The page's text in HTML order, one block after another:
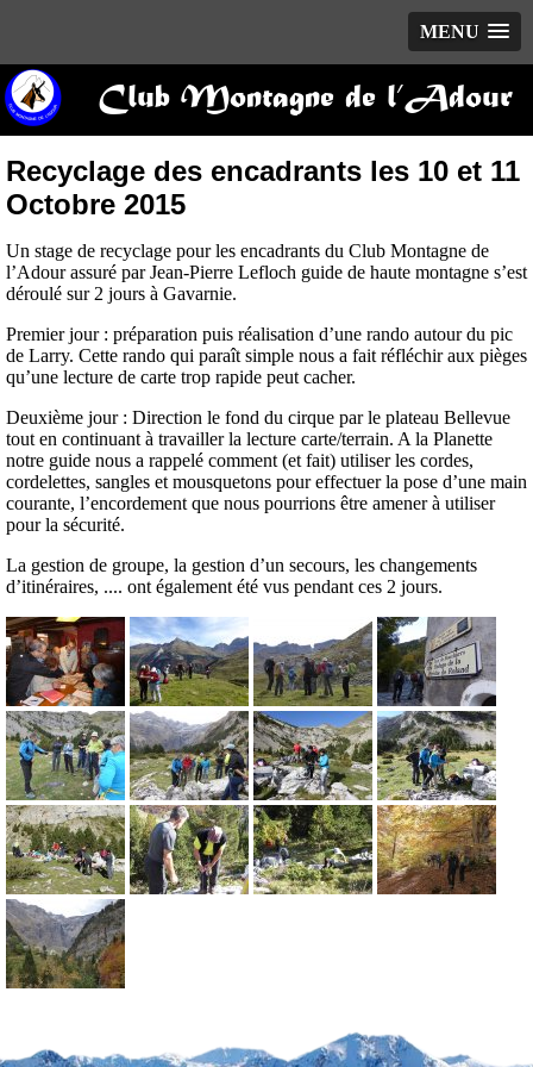
MENU
Club Montagne de l’Adour
Recyclage des encadrants les 10 et 11
Octobre 2015
Un stage de recyclage pour les encadrants du Club Montagne de
l’Adour assuré par Jean-Pierre Lefloch guide de haute montagne s’est
déroulé sur 2 jours à Gavarnie.
Premier jour : préparation puis réalisation d’une rando autour du pic
de Larry. Cette rando qui paraît simple nous a fait réfléchir aux pièges
qu’une lecture de carte trop rapide peut cacher.
Deuxième jour : Direction le fond du cirque par le plateau Bellevue
tout en continuant à travailler la lecture carte/terrain. A la Planette
notre guide nous a rappelé comment (et fait) utiliser les cordes,
cordelettes, sangles et mousquetons pour effectuer la pose d’une main
courante, l’encordement que nous pourrions être amener à utiliser
pour la sécurité.
La gestion de groupe, la gestion d’un secours, les changements
d’itinéraires, .... ont également été vus pendant ces 2 jours.